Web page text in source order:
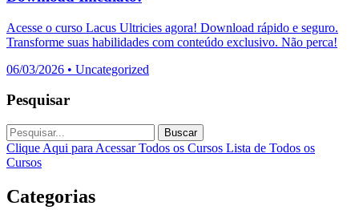
Acesse o curso Lacus Ultricies agora! Download rápido e seguro.
Transforme suas habilidades com conteúdo exclusivo. Não perca!
06/03/2026 • Uncategorized
Pesquisar
Buscar
Clique Aqui para Acessar Todos os Cursos Lista de Todos os
Cursos
Categorias